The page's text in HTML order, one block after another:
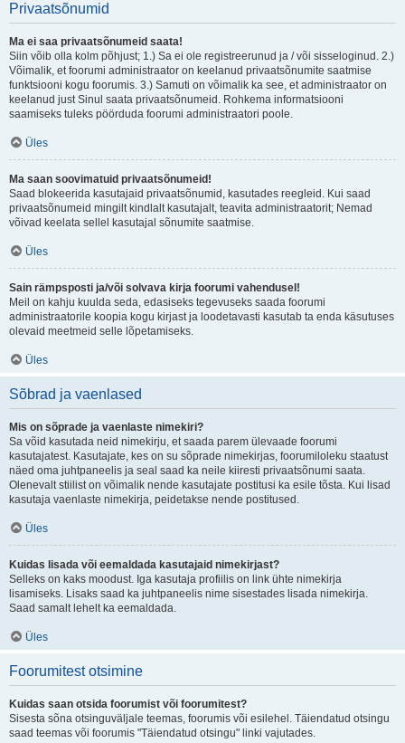
Privaatsõnumid
Ma ei saa privaatsõnumeid saata!
Siin võib olla kolm põhjust; 1.) Sa ei ole registreerunud ja / või sisseloginud. 2.)
Võimalik, et foorumi administraator on keelanud privaatsõnumite saatmise
funktsiooni kogu foorumis. 3.) Samuti on võimalik ka see, et administraator on
keelanud just Sinul saata privaatsõnumeid. Rohkema informatsiooni
saamiseks tuleks pöörduda foorumi administraatori poole.
Üles
Ma saan soovimatuid privaatsõnumeid!
Saad blokeerida kasutajaid privaatsõnumid, kasutades reegleid. Kui saad
privaatsõnumeid mingilt kindlalt kasutajalt, teavita administraatorit; Nemad
võivad keelata sellel kasutajal sõnumite saatmise.
Üles
Sain rämpsposti ja/või solvava kirja foorumi vahendusel!
Meil on kahju kuulda seda, edasiseks tegevuseks saada foorumi
administraatorile koopia kogu kirjast ja loodetavasti kasutab ta enda käsutuses
olevaid meetmeid selle lõpetamiseks.
Üles
Sõbrad ja vaenlased
Mis on sõprade ja vaenlaste nimekiri?
Sa võid kasutada neid nimekirju, et saada parem ülevaade foorumi
kasutajatest. Kasutajate, kes on su sõprade nimekirjas, foorumiloleku staatust
näed oma juhtpaneelis ja seal saad ka neile kiiresti privaatsõnumi saata.
Olenevalt stiilist on võimalik nende kasutajate postitusi ka esile tõsta. Kui lisad
kasutaja vaenlaste nimekirja, peidetakse nende postitused.
Üles
Kuidas lisada või eemaldada kasutajaid nimekirjast?
Selleks on kaks moodust. Iga kasutaja profiilis on link ühte nimekirja
lisamiseks. Lisaks saad ka juhtpaneelis nime sisestades lisada nimekirja.
Saad samalt lehelt ka eemaldada.
Üles
Foorumitest otsimine
Kuidas saan otsida foorumist või foorumitest?
Sisesta sõna otsinguväljale teemas, foorumis või esilehel. Täiendatud otsingu
saad teemas või foorumis "Täiendatud otsingu" linki vajutades.